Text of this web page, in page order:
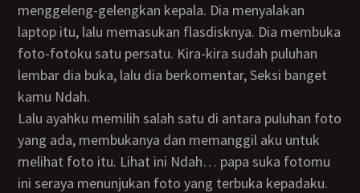
menggeleng-gelengkan kepala. Dia menyalakan
laptop itu, lalu memasukan flasdisknya. Dia membuka
foto-fotoku satu persatu. Kira-kira sudah puluhan
lembar dia buka, lalu dia berkomentar, Seksi banget
kamu Ndah.
Lalu ayahku memilih salah satu di antara puluhan foto
yang ada, membukanya dan memanggil aku untuk
melihat foto itu. Lihat ini Ndah… papa suka fotomu
ini seraya menunjukan foto yang terbuka kepadaku.